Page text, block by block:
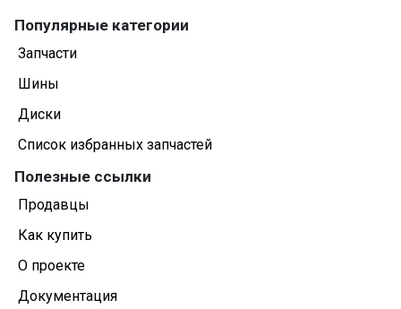
Популярные категории
Запчасти
Шины
Диски
Список избранных запчастей
Полезные ссылки
Продавцы
Как купить
О проекте
Документация